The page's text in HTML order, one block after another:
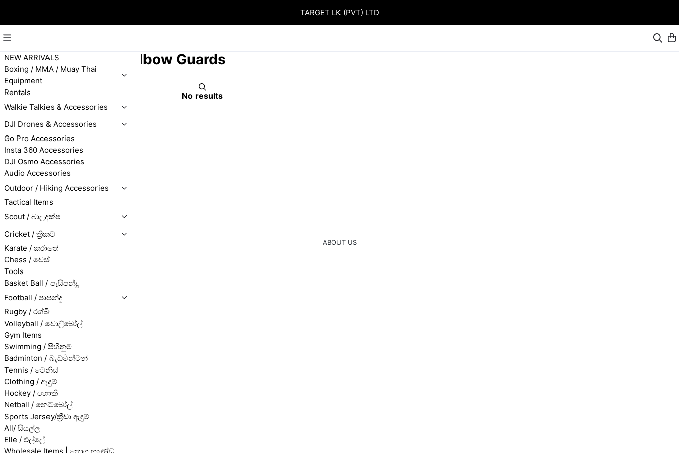
TARGET LK (PVT) LTD
NEW ARRIVALS
Boxing / MMA / Muay Thai
Equipment
Rentals
Walkie Talkies & Accessories
DJI Drones & Accessories
Go Pro Accessories
Insta 360 Accessories
DJI Osmo Accessories
Audio Accessories
Outdoor / Hiking Accessories
Tactical Items
Scout / බාලදක්ෂ
Cricket / ක්‍රිකට්
Karate / කරාතේ
Chess / චෙස්
Tools
Basket Ball / පැසිපන්දු
Football / පාපන්දු
Rugby / රග්බි
Volleyball / වොලිබෝල්
Gym Items
Swimming / පිහිනුම්
Badminton / බැඩ්මින්ටන්
Tennis / ටෙනිස්
Clothing / ඇදුම්
Hockey / හොකී
Netball / නෙට්බෝල්
Sports Jersey/ක්‍රීඩා ඇඳුම්
All/ සියල්ල
Elle / එල්ලේ
Knee Guards & Elbow Guards
No results
ABOUT US